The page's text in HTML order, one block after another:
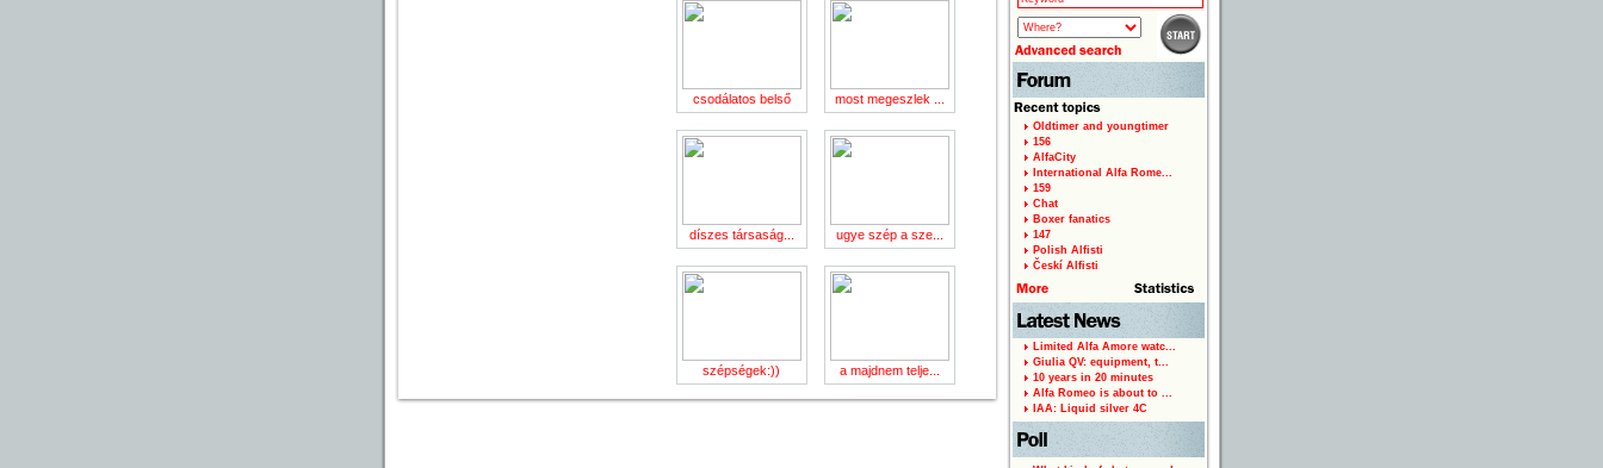
csodálatos belső most megeszlek ...
díszes társaság... ugye szép a sze...
szépségek:)) a majdnem telje...
Oldtimer and youngtimer
156
AlfaCity
International Alfa Rome...
159
Chat
Boxer fanatics
147
Polish Alfisti
Českí Alfisti
Limited Alfa Amore watc...
Giulia QV: equipment, t...
10 years in 20 minutes
Alfa Romeo is about to ...
IAA: Liquid silver 4C